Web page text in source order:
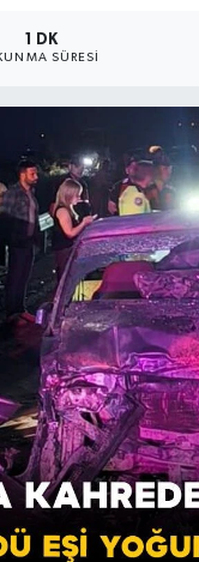
1 DK
SÜRESI